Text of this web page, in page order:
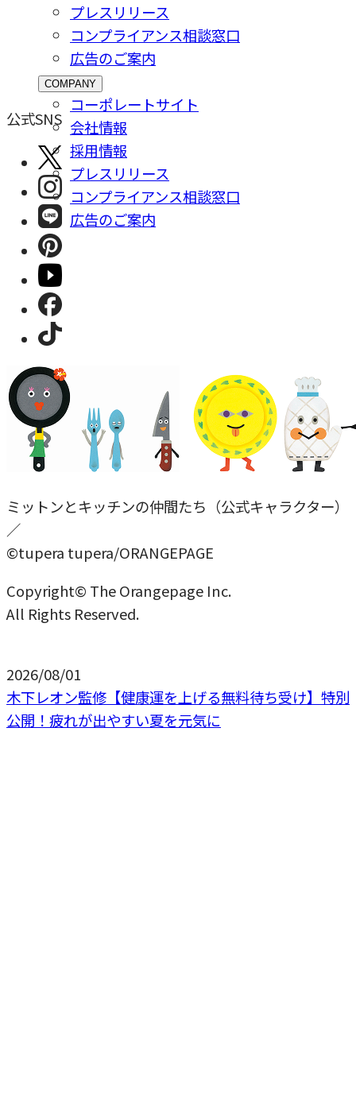
プレスリリース
コンプライアンス相談窓⼝
広告のご案内
COMPANY
コーポレートサイト
会社情報
採⽤情報
プレスリリース
コンプライアンス相談窓⼝
広告のご案内
公式SNS
ミットンとキッチンの仲間たち（公式キャラクター）
／
©tupera tupera/ORANGEPAGE
Copyright© The Orangepage Inc.
All Rights Reserved.
2026/08/01
木下レオン監修【健康運を上げる無料待ち受け】特別
公開！疲れが出やすい夏を元気に